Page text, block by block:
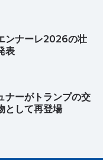
ンナーレ2026の壮
表
ナーがトランプの交
として再登場